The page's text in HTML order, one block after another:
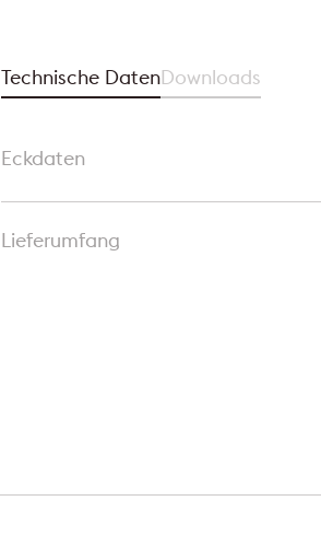
Technische DatenDownloads
Eckdaten
Lieferumfang